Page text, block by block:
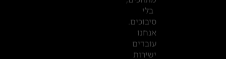
בלי
סיבוכים.
אנחנו
עובדים
ישירות